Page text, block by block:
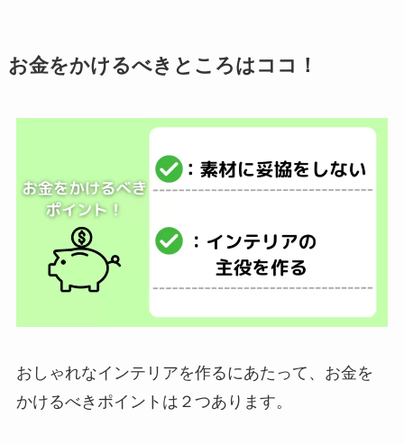
お金をかけるべきところはココ！
おしゃれなインテリアを作るにあたって、お金を
かけるべきポイントは２つあります。